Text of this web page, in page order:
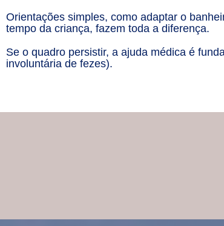
Orientações simples, como adaptar o
tempo da criança, fazem toda a diferença.
Se o quadro persistir, a ajuda médica é
involuntária de fezes).